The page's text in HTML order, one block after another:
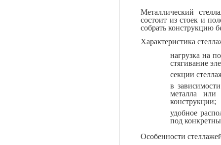
Металлический
состоит из стоек и
собрать конструкцию
Характеристика
нагрузка на
стягивание
секции
в
металла или
конструкции;
удобное
под
Особенности